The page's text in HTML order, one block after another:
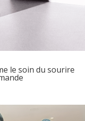
le soin du sourire